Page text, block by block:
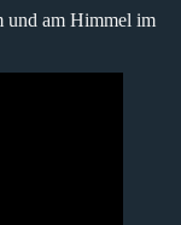
und am Himmel im